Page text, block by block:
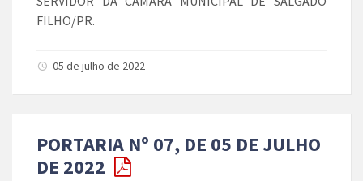
FILHO/PR.
05 de julho de 2022
PORTARIA Nº 07, DE 05 DE JULHO
DE 2022